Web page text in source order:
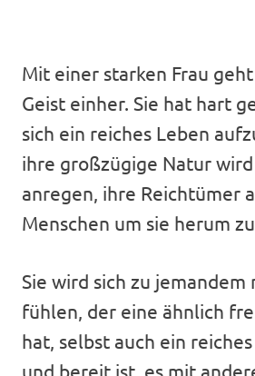
Mit einer starken Frau
Geist einher. Sie hat hart
sich ein reiches Leben
ihre großzügige Natur wird
anregen, ihre Reichtümer
Menschen um sie herum
Sie wird sich zu
fühlen, der eine ähnlich
hat, selbst auch ein
und bereit ist, es mit